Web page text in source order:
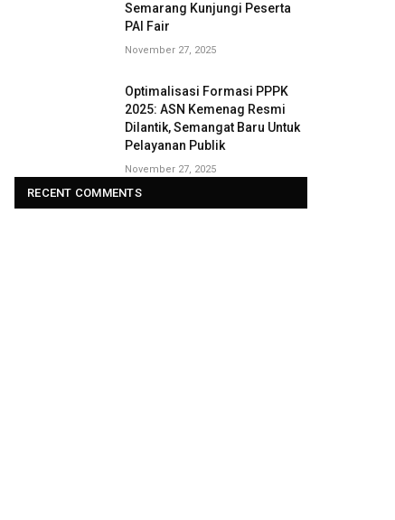
Semarang Kunjungi Peserta
PAI Fair
November 27, 2025
Optimalisasi Formasi PPPK
2025: ASN Kemenag Resmi
Dilantik, Semangat Baru Untuk
Pelayanan Publik
November 27, 2025
RECENT COMMENTS